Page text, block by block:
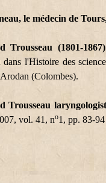
le médecin de
Trousseau (1801-
dans l'Histoire des
(Colombes).
Trousseau
vol. 41, no1, pp. 83-